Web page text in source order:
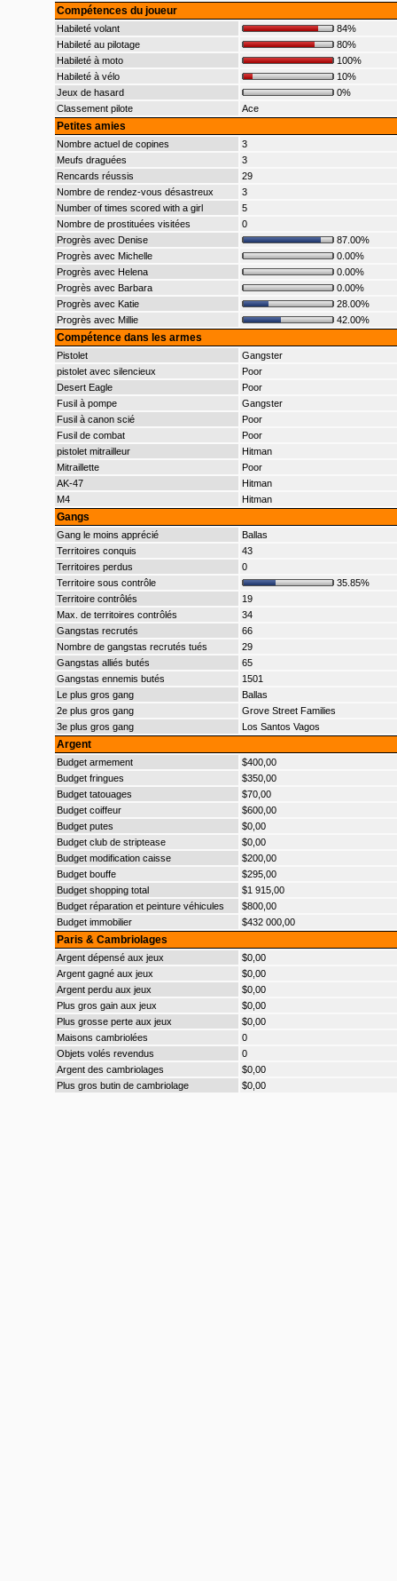
Compétences du joueur
Habileté volant
84%
Habileté au pilotage
80%
Habileté à moto
100%
Habileté à vélo
10%
Jeux de hasard
0%
Classement pilote
Ace
Petites amies
Nombre actuel de copines
3
Meufs draguées
3
Rencards réussis
29
Nombre de rendez-vous désastreux
3
Number of times scored with a girl
5
Nombre de prostituées visitées
0
Progrès avec Denise
87.00%
Progrès avec Michelle
0.00%
Progrès avec Helena
0.00%
Progrès avec Barbara
0.00%
Progrès avec Katie
28.00%
Progrès avec Millie
42.00%
Compétence dans les armes
Pistolet
Gangster
pistolet avec silencieux
Poor
Desert Eagle
Poor
Fusil à pompe
Gangster
Fusil à canon scié
Poor
Fusil de combat
Poor
pistolet mitrailleur
Hitman
Mitraillette
Poor
AK-47
Hitman
M4
Hitman
Gangs
Gang le moins apprécié
Ballas
Territoires conquis
43
Territoires perdus
0
Territoire sous contrôle
35.85%
Territoire contrôlés
19
Max. de territoires contrôlés
34
Gangstas recrutés
66
Nombre de gangstas recrutés tués
29
Gangstas alliés butés
65
Gangstas ennemis butés
1501
Le plus gros gang
Ballas
2e plus gros gang
Grove Street Families
3e plus gros gang
Los Santos Vagos
Argent
Budget armement
$400,00
Budget fringues
$350,00
Budget tatouages
$70,00
Budget coiffeur
$600,00
Budget putes
$0,00
Budget club de striptease
$0,00
Budget modification caisse
$200,00
Budget bouffe
$295,00
Budget shopping total
$1 915,00
Budget réparation et peinture véhicules
$800,00
Budget immobilier
$432 000,00
Paris & Cambriolages
Argent dépensé aux jeux
$0,00
Argent gagné aux jeux
$0,00
Argent perdu aux jeux
$0,00
Plus gros gain aux jeux
$0,00
Plus grosse perte aux jeux
$0,00
Maisons cambriolées
0
Objets volés revendus
0
Argent des cambriolages
$0,00
Plus gros butin de cambriolage
$0,00